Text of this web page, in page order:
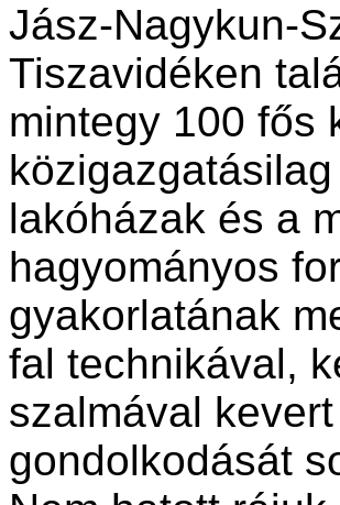
Jász-Nagykun-
Tiszavidéken
mintegy 100 fős
lakóházak és a
hagyományos
gyakorlatának
fal technikával,
szalmával
gondolkodását